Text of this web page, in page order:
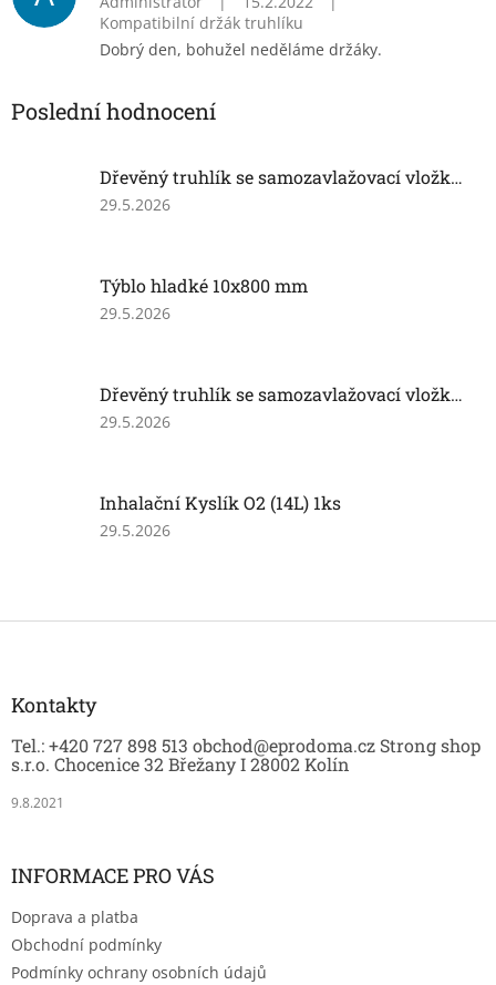
Kompatibilní držák truhlíku
Dobrý den, bohužel neděláme držáky.
Poslední hodnocení
Dřevěný truhlík se samozavlažovací vložkou
Hodnocení
z
5
29.5.2026
Týblo hladké 10x800 mm
Hodnocení
z
5
29.5.2026
Dřevěný truhlík se samozavlažovací vložkou
Hodnocení
z
5
29.5.2026
Inhalační Kyslík O2 (14L) 1ks
Hodnocení
29.5.2026
Kontakty
Tel.: +420 727 898 513 obchod@eprodoma.cz Strong shop
s.r.o. Chocenice 32 Břežany I 28002 Kolín
9.8.2021
INFORMACE PRO VÁS
Doprava a platba
Obchodní podmínky
Podmínky ochrany osobních údajů